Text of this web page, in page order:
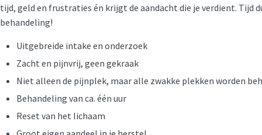
tijd, geld en frustraties én krijgt de aandacht die je verdient. Tijd
behandeling!
Uitgebreide intake en onderzoek
Zacht en pijnvrij, geen gekraak
Niet alleen de pijnplek, maar alle zwakke plekken worden
Behandeling van ca. één uur
Reset van het lichaam